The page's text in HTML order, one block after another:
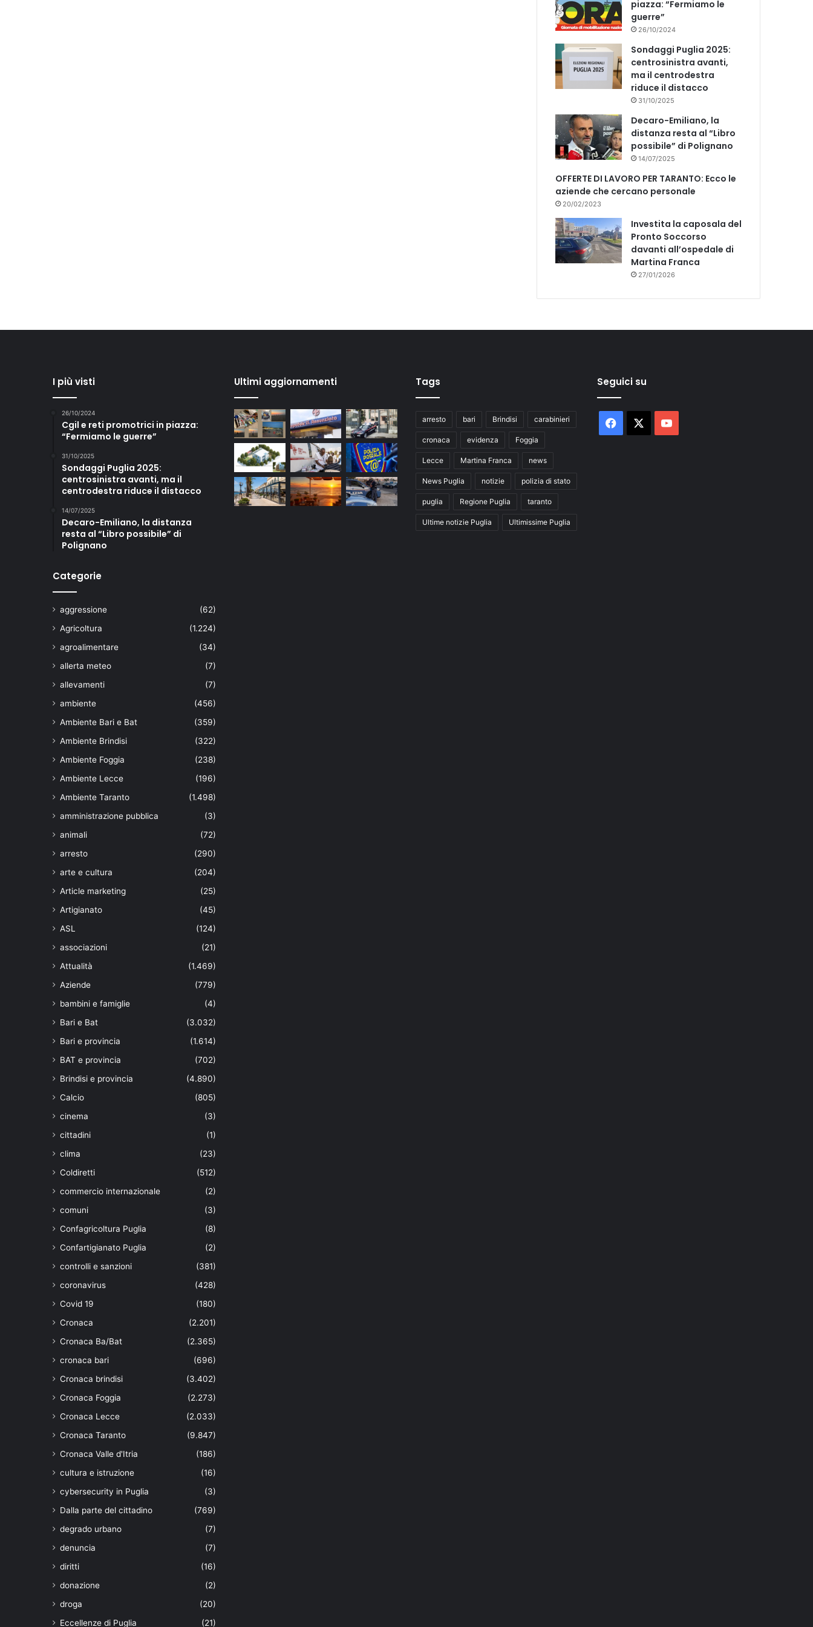
piazza: “Fermiamo le
guerre”
26/10/2024
Sondaggi Puglia 2025:
centrosinistra avanti,
ma il centrodestra
riduce il distacco
31/10/2025
Decaro-Emiliano, la
distanza resta al “Libro
possibile” di Polignano
14/07/2025
OFFERTE DI LAVORO PER TARANTO: Ecco le
aziende che cercano personale
20/02/2023
Investita la caposala del
Pronto Soccorso
davanti all’ospedale di
Martina Franca
27/01/2026
I più visti
26/10/2024
Cgil e reti promotrici in piazza:
“Fermiamo le guerre”
31/10/2025
Sondaggi Puglia 2025:
centrosinistra avanti, ma il
centrodestra riduce il distacco
14/07/2025
Decaro-Emiliano, la distanza
resta al “Libro possibile” di
Polignano
Categorie
aggressione
(62)
Agricoltura
(1.224)
agroalimentare
(34)
allerta meteo
(7)
allevamenti
(7)
ambiente
(456)
Ambiente Bari e Bat
(359)
Ambiente Brindisi
(322)
Ambiente Foggia
(238)
Ambiente Lecce
(196)
Ambiente Taranto
(1.498)
amministrazione pubblica
(3)
animali
(72)
arresto
(290)
arte e cultura
(204)
Article marketing
(25)
Artigianato
(45)
ASL
(124)
associazioni
(21)
Attualità
(1.469)
Aziende
(779)
bambini e famiglie
(4)
Bari e Bat
(3.032)
Bari e provincia
(1.614)
BAT e provincia
(702)
Brindisi e provincia
(4.890)
Calcio
(805)
cinema
(3)
cittadini
(1)
clima
(23)
Coldiretti
(512)
commercio internazionale
(2)
comuni
(3)
Confagricoltura Puglia
(8)
Confartigianato Puglia
(2)
controlli e sanzioni
(381)
coronavirus
(428)
Covid 19
(180)
Cronaca
(2.201)
Cronaca Ba/Bat
(2.365)
cronaca bari
(696)
Cronaca brindisi
(3.402)
Cronaca Foggia
(2.273)
Cronaca Lecce
(2.033)
Cronaca Taranto
(9.847)
Cronaca Valle d'Itria
(186)
cultura e istruzione
(16)
cybersecurity in Puglia
(3)
Dalla parte del cittadino
(769)
degrado urbano
(7)
denuncia
(7)
diritti
(16)
donazione
(2)
droga
(20)
Eccellenze di Puglia
(21)
Ultimi aggiornamenti Tags
arresto bari Brindisi carabinieri
cronaca evidenza Foggia
Lecce Martina Franca news
News Puglia notizie polizia di stato
puglia Regione Puglia taranto
Ultime notizie Puglia Ultimissime Puglia
Seguici su
Facebook